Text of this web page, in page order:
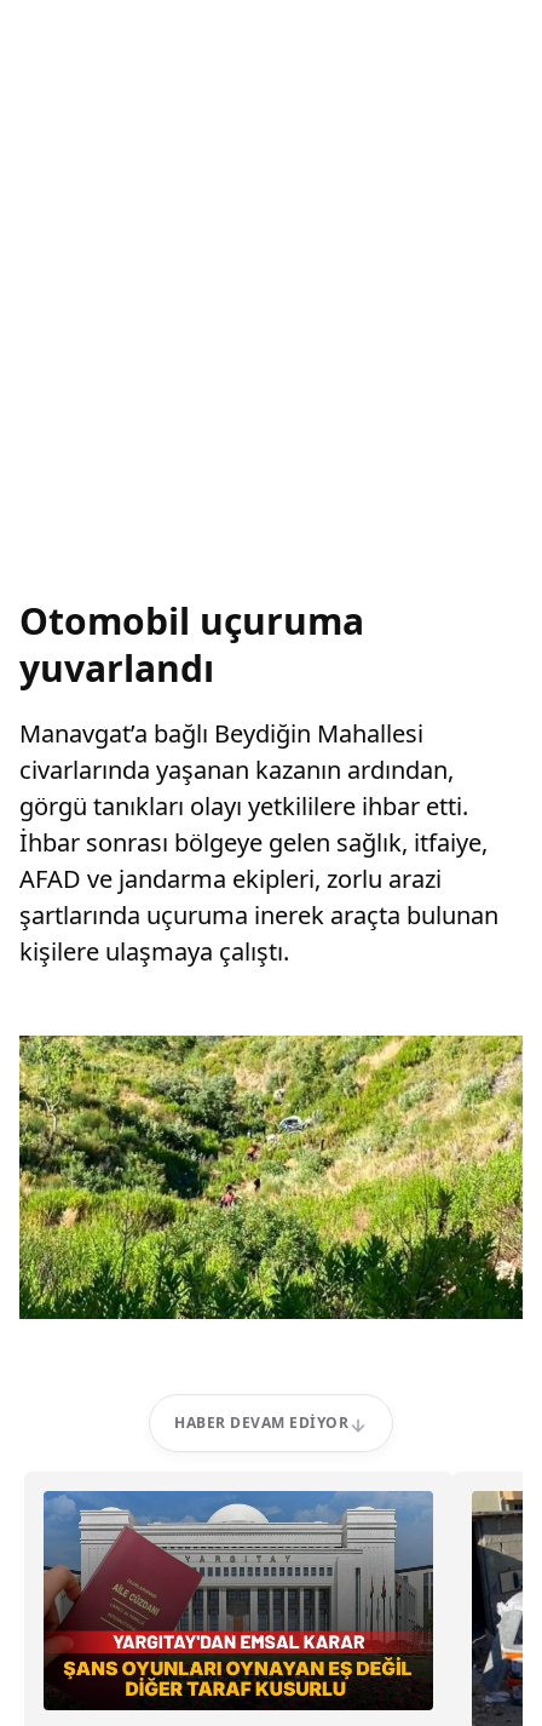
Otomobil uçuruma
yuvarlandı
Manavgat’a bağlı Beydiğin Mahallesi
civarlarında yaşanan kazanın ardından,
görgü tanıkları olayı yetkililere ihbar etti.
İhbar sonrası bölgeye gelen sağlık, itfaiye,
AFAD ve jandarma ekipleri, zorlu arazi
şartlarında uçuruma inerek araçta bulunan
kişilere ulaşmaya çalıştı.
HABER DEVAM EDIYOR